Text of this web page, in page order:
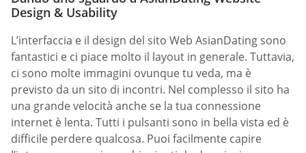
Design & Usability
L’interfaccia e il design del sito Web AsianDating sono
fantastici e ci piace molto il layout in generale. Tuttavia,
ci sono molte immagini ovunque tu veda, ma è
previsto da un sito di incontri. Nel complesso il sito ha
una grande velocità anche se la tua connessione
internet è lenta. Tutti i pulsanti sono in bella vista ed è
difficile perdere qualcosa. Puoi facilmente capire